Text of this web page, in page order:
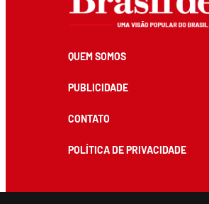
QUEM SOMOS
PUBLICIDADE
CONTATO
POLÍTICA DE PRIVACIDADE